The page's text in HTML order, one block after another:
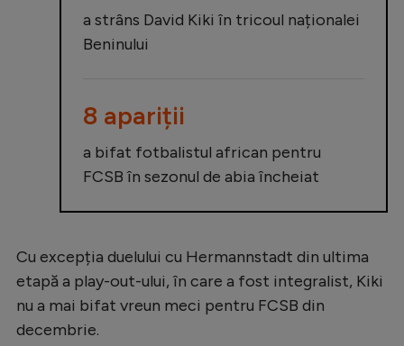
a strâns David Kiki în tricoul naționalei
Beninului
8 apariții
a bifat fotbalistul african pentru
FCSB în sezonul de abia încheiat
Cu excepția duelului cu Hermannstadt din ultima
etapă a play-out-ului, în care a fost integralist, Kiki
nu a mai bifat vreun meci pentru FCSB din
decembrie.